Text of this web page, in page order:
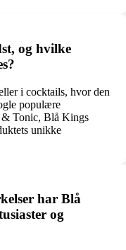
og hvilke
i cocktails, hvor den
populære
& Tonic, Blå Kings
unikke
har Blå
og